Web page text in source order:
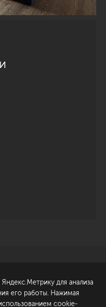
Обсудить проект
для анализа
его работы. Нажимая
cookie-